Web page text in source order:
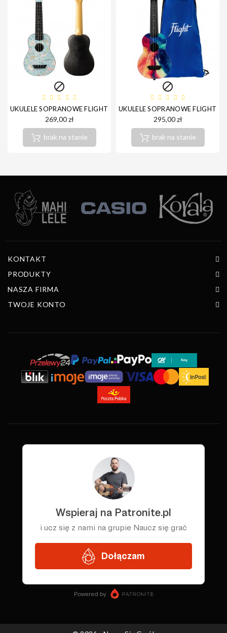

UKULELE SOPRANOWE FLIGHT TUS-40 UNICORN
269,00 zł
brak na stanie

UKULELE SOPRANOWE FLIGHT
295,00 zł
brak na stanie
KONTAKT
PRODUKTY
NASZA FIRMA
TWOJE KONTO